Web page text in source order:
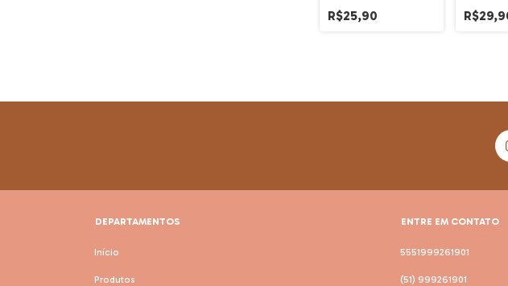
R$25,90
DEPARTAMENTOS
Início
Produtos
ENTRE EM CONTATO
5551999261901
(51) 999261901